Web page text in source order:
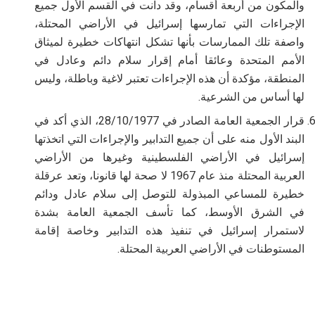
والمكون من أربعة أقسام، وقد دانت في القسم الأول جميع
الإجراءات التي تمارسها إسرائيل في الأراضي المحتلة،
واصفة تلك الممارسات بأنها تشكل انتهاكات خطيرة لميثاق
الأمم المتحدة وعائقا أمام إقرار سلام دائم وعادل في
المنطقة، مؤكدة أن هذه الإجراءات تعتبر لاغية وباطلة، وليس
لها أساس من الشرعية.
قرار الجمعية العامة الصادر في 28/10/1977، الذي أكد في
البند الأول منه على أن جميع التدابير والإجراءات التي اتخذتها
إسرائيل في الأراضي الفلسطينية وغيرها من الأراضي
العربية المحتلة منذ عام 1967 لا صحة لها قانونا، وتعد عرقلة
خطيرة للمساعي المبذولة للتوصل إلى سلام عادل ودائم
في الشرق الأوسط، كما تأسف الجمعية العامة بشدة
لاستمرار إسرائيل في تنفيذ هذه التدابير وخاصة إقامة
المستوطنات في الأراضي العربية المحتلة.